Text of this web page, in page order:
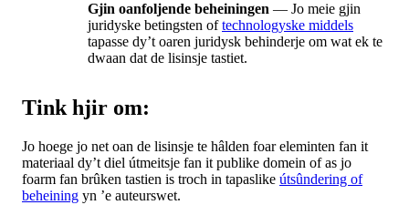
Gjin oanfoljende beheiningen — Jo meie gjin
juridyske betingsten oftechnologyske middels
tapasse dy’t oaren juridysk behinderje om wat ek te
dwaan dat de lisinsje tastiet.
Tink hjir om:
Jo hoege jo net oan de lisinsje te hâlden foar eleminten fan it
materiaal dy’t diel útmeitsje fan it publike domein of as jo
foarm fan brûken tastien is troch in tapaslike útsûndering of
beheining yn ’e auteurswet.